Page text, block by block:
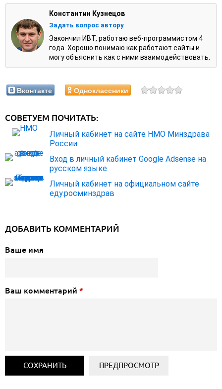
Константин Кузнецов
Задать вопрос автору
Закончил ИВТ, работаю веб-программистом 4
года. Хорошо понимаю как работают сайты и
могу объяснить как с ними взаимодействовать.
Вконтакте Одноклассники
СОВЕТУЕМ ПОЧИТАТЬ:
Личный кабинет на сайте НМО Минздрава
России
Вход в личный кабинет Google Adsense на
русском языке
Личный кабинет на официальном сайте
еду.росминздрав
ДОБАВИТЬ КОММЕНТАРИЙ
Ваше имя
Ваш комментарий *